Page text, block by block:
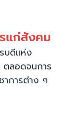
แก่สังคม
บดีแห่ง
ตลอดจนการ
าการต่าง ๆ